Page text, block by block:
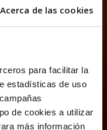
Acerca de las cookies
para facilitar la
estadísticas de uso
de cookies a utilizar
más información